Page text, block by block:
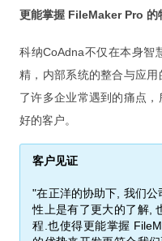
新视频
FileMaker Go
FileMaker Pro Advanced
FileMaker Server
次要版本已解決的問題
FileMaker 新線上文件與快
更能掌握 FileMaker Pro 的
科纳CoAdna不仅在本身智
精，内部系统的整合与应
了许多企业常遇到的痛点
好的客户。
客户见证
"在正洋的协助下, 我们
性上是有了更大的了解,
程.也使得更能掌握